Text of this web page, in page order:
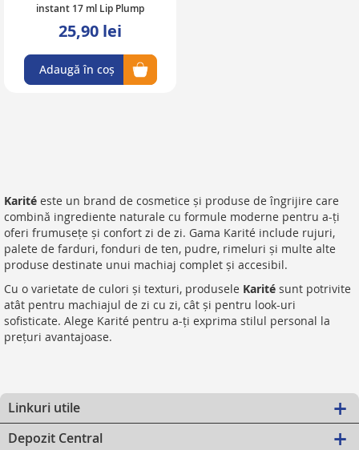
instant 17 ml Lip Plump
25,90 lei
Adaugă în coș
Karité este un brand de cosmetice și produse de îngrijire care
combină ingrediente naturale cu formule moderne pentru a-ți
oferi frumusețe și confort zi de zi. Gama Karité include rujuri,
palete de farduri, fonduri de ten, pudre, rimeluri și multe alte
produse destinate unui machiaj complet și accesibil.
Cu o varietate de culori și texturi, produsele Karité sunt potrivite
atât pentru machiajul de zi cu zi, cât și pentru look-uri
sofisticate. Alege Karité pentru a-ți exprima stilul personal la
prețuri avantajoase.
Linkuri utile
Depozit Central